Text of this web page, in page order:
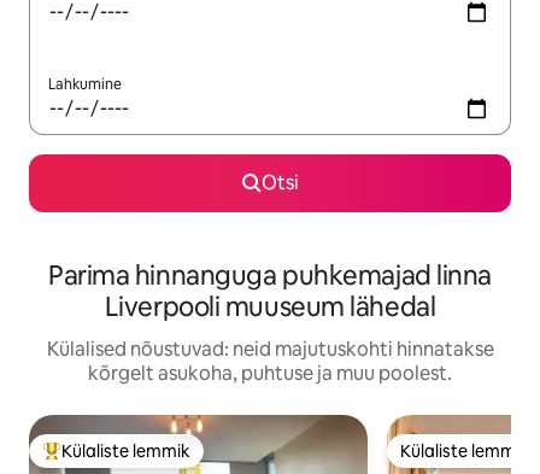
Lahkumine
Otsi
Parima hinnanguga puhkemajad linna
Liverpooli muuseum lähedal
Külalised nõustuvad: neid majutuskohti hinnatakse
kõrgelt asukoha, puhtuse ja muu poolest.
Külaliste suur lemmik
Külaliste lemmik Külaliste lemmik
Külaliste lemmik